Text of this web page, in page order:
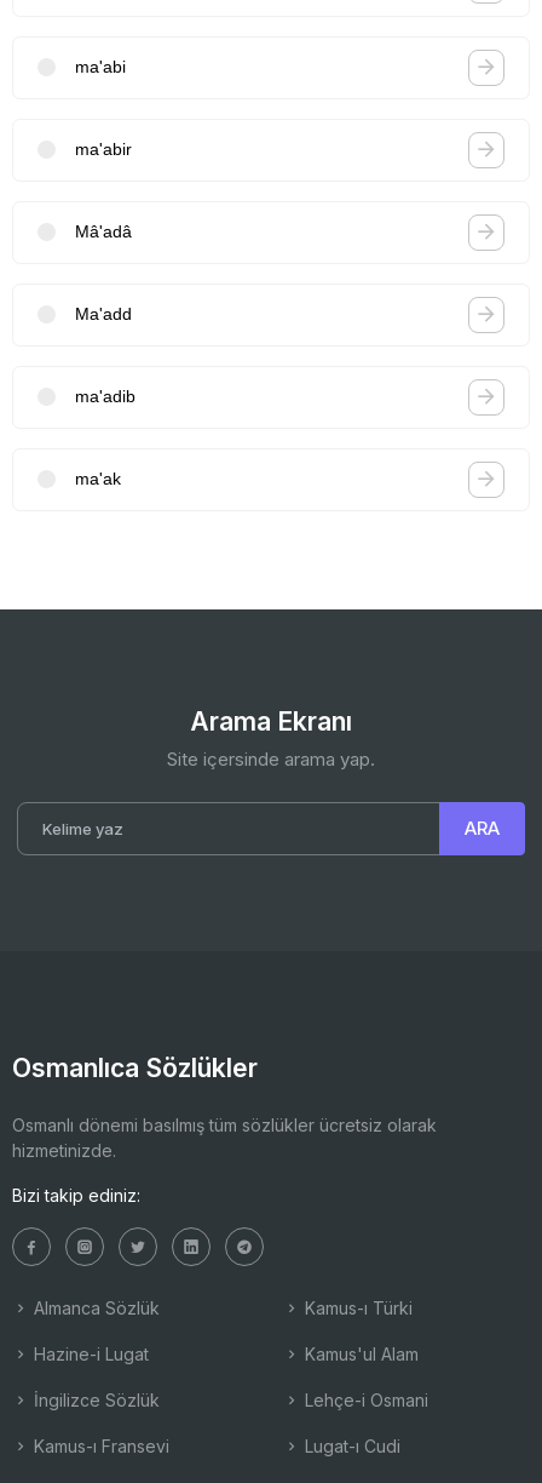
ma'abi
ma'abir
Mâ'adâ
Ma'add
ma'adib
ma'ak
Arama Ekranı
Site içersinde arama yap.
Osmanlıca Sözlükler
Osmanlı dönemi basılmış tüm sözlükler ücretsiz olarak
hizmetinizde.
Bizi takip ediniz:
Almanca Sözlük
Hazine-i Lugat
İngilizce Sözlük
Kamus-ı Fransevi
Kamus-ı Türki
Kamus'ul Alam
Lehçe-i Osmani
Lugat-ı Cudi